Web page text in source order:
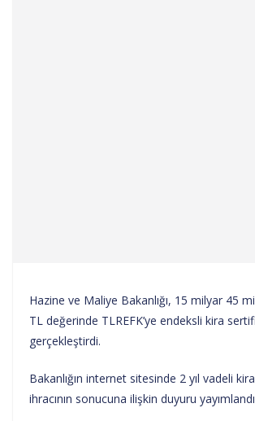
Hazine ve Maliye Bakanlığı, 15 milyar 45
TL değerinde TLREFK’ye endeksli kira
gerçekleştirdi.
Bakanlığın internet sitesinde 2 yıl vadeli
ihracının sonucuna ilişkin duyuru